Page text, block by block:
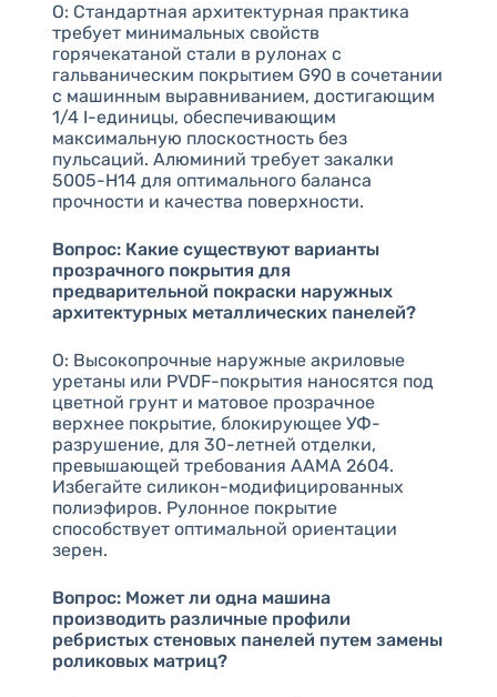
О: Стандартная архитектурная практика
требует минимальных свойств
горячекатаной стали в рулонах с
гальваническим покрытием G90 в сочетании
с машинным выравниванием, достигающим
1/4 I-единицы, обеспечивающим
максимальную плоскостность без
пульсаций. Алюминий требует закалки
5005-H14 для оптимального баланса
прочности и качества поверхности.
Вопрос: Какие существуют варианты
прозрачного покрытия для
предварительной покраски наружных
архитектурных металлических панелей?
О: Высокопрочные наружные акриловые
уретаны или PVDF-покрытия наносятся под
цветной грунт и матовое прозрачное
верхнее покрытие, блокирующее УФ-
разрушение, для 30-летней отделки,
превышающей требования AAMA 2604.
Избегайте силикон-модифицированных
полиэфиров. Рулонное покрытие
способствует оптимальной ориентации
зерен.
Вопрос: Может ли одна машина
производить различные профили
ребристых стеновых панелей путем замены
роликовых матриц?